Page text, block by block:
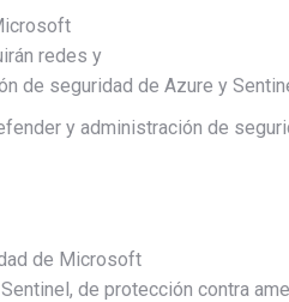
redes y
de seguridad de Azure y
y administración de
de Microsoft
de protección contra